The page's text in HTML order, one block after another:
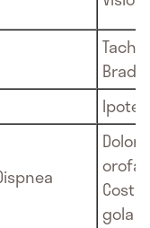
Dolore
gola